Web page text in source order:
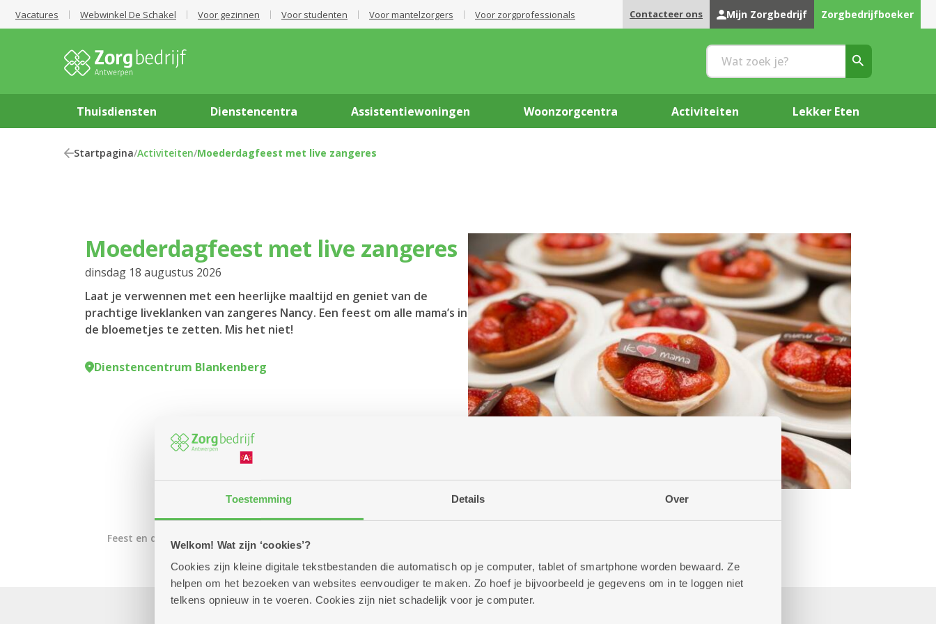
Toestemming Details Over
Welkom! Wat zijn ‘cookies’?
Cookies zijn kleine digitale tekstbestanden die automatisch op je computer, tablet of smartphone worden bewaard. Ze
helpen om het bezoeken van websites eenvoudiger te maken. Zo hoef je bijvoorbeeld je gegevens om in te loggen niet
telkens opnieuw in te voeren. Cookies zijn niet schadelijk voor je computer.
Vacatures Webwinkel De Schakel Voor gezinnen Voor studenten Voor mantelzorgers Voor zorgprofessionals Contacteer ons Mijn Zorgbedrijf Zorgbedrijfboeker
Thuisdiensten Dienstencentra Assistentiewoningen Woonzorgcentra Activiteiten Lekker Eten
Startpagina/Activiteiten/Moederdagfeest met live zangeres
Moederdagfeest met live zangeres
dinsdag 18 augustus 2026
Laat je verwennen met een heerlijke maaltijd en geniet van de
prachtige liveklanken van zangeres Nancy. Een feest om alle mama’s in
de bloemetjes te zetten. Mis het niet!
Dienstencentrum Blankenberg
Feest en dans